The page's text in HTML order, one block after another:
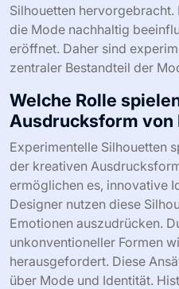
Silhouetten
die Mode nachhaltig
eröffnet. Daher sind
zentraler Bestandteil der
Welche Rolle
Ausdrucksform von
Experimentelle Silhouetten
der kreativen
ermöglichen es, innovative
Designer nutzen diese
Emotionen auszudrücken.
unkonventioneller Formen
herausgefordert. Diese
über Mode und Identität.